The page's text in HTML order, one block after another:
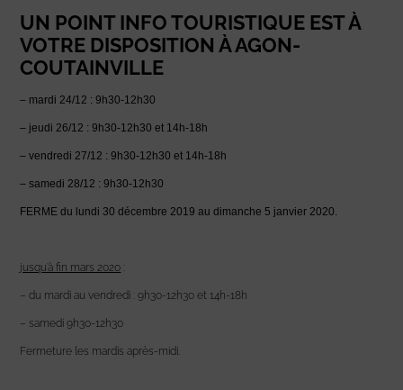
UN POINT INFO TOURISTIQUE EST À
VOTRE DISPOSITION À AGON-
COUTAINVILLE
– mardi 24/12 : 9h30-12h30
– jeudi 26/12 : 9h30-12h30 et 14h-18h
– vendredi 27/12 : 9h30-12h30 et 14h-18h
– samedi 28/12 : 9h30-12h30
FERME du lundi 30 décembre 2019 au dimanche 5 janvier 2020.
jusqu’à fin mars 2020 :
– du mardi au vendredi : 9h30-12h30 et 14h-18h
– samedi 9h30-12h30
Fermeture les mardis après-midi.